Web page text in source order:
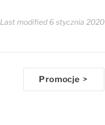
Last modified 6 stycznia 2020
Promocje >